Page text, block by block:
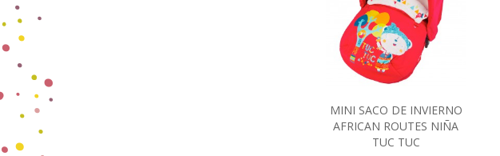
Comprar
MINI SACO DE INVIERNO
AFRICAN ROUTES NIÑA
TUC TUC